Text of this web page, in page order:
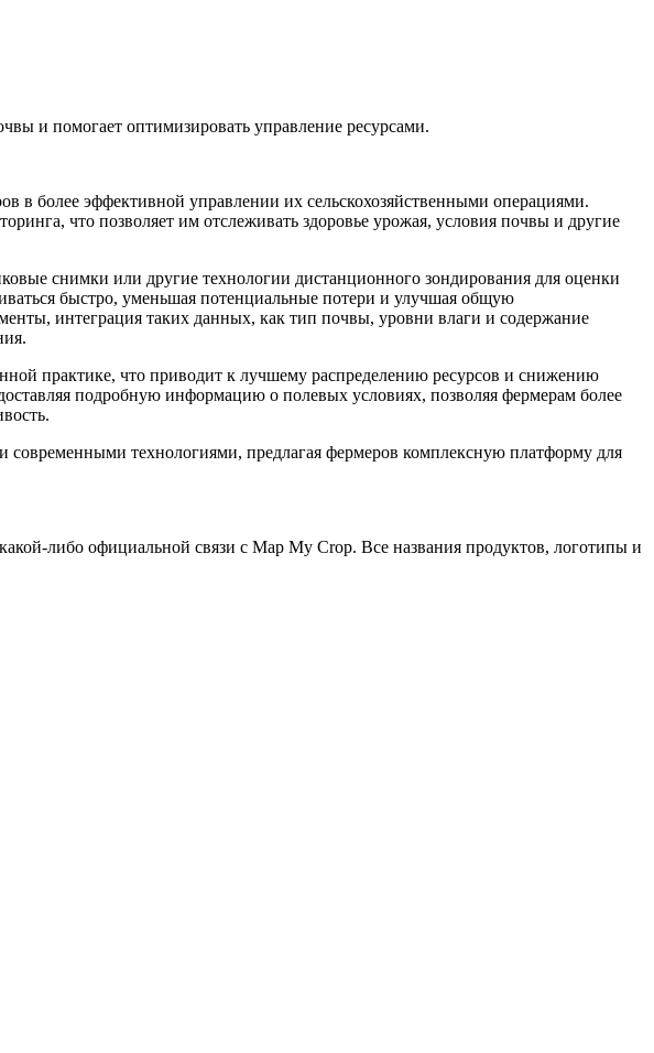
и помогает оптимизировать управление ресурсами.
в более эффективной управлении их сельскохозяйственными операциями.
что позволяет им отслеживать здоровье урожая, условия почвы и другие
снимки или другие технологии дистанционного зондирования для оценки
быстро, уменьшая потенциальные потери и улучшая общую
интеграция таких данных, как тип почвы, уровни влаги и содержание
практике, что приводит к лучшему распределению ресурсов и снижению
подробную информацию о полевых условиях, позволяя фермерам более
современными технологиями, предлагая фермеров комплексную платформу для
либо официальной связи с Map My Crop. Все названия продуктов, логотипы и